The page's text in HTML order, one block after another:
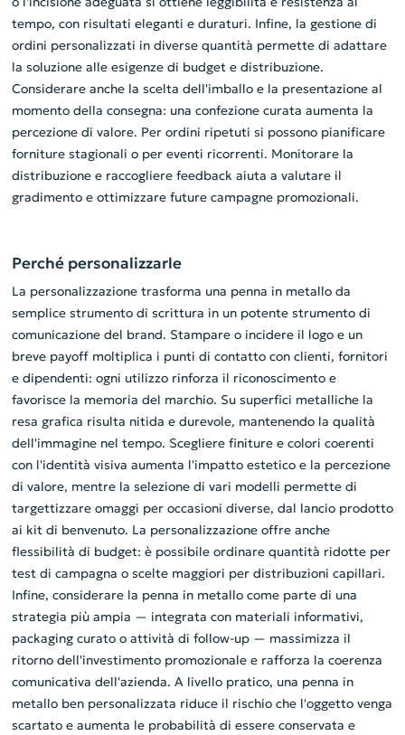
tempo, con risultati eleganti e duraturi. Infine, la gestione di
ordini personalizzati in diverse quantità permette di adattare
la soluzione alle esigenze di budget e distribuzione.
Considerare anche la scelta dell'imballo e la presentazione al
momento della consegna: una confezione curata aumenta la
percezione di valore. Per ordini ripetuti si possono pianificare
forniture stagionali o per eventi ricorrenti. Monitorare la
distribuzione e raccogliere feedback aiuta a valutare il
gradimento e ottimizzare future campagne promozionali.
Perché personalizzarle
La personalizzazione trasforma una penna in metallo da
semplice strumento di scrittura in un potente strumento di
comunicazione del brand. Stampare o incidere il logo e un
breve payoff moltiplica i punti di contatto con clienti, fornitori
e dipendenti: ogni utilizzo rinforza il riconoscimento e
favorisce la memoria del marchio. Su superfici metalliche la
resa grafica risulta nitida e durevole, mantenendo la qualità
dell'immagine nel tempo. Scegliere finiture e colori coerenti
con l'identità visiva aumenta l'impatto estetico e la percezione
di valore, mentre la selezione di vari modelli permette di
targettizzare omaggi per occasioni diverse, dal lancio prodotto
ai kit di benvenuto. La personalizzazione offre anche
flessibilità di budget: è possibile ordinare quantità ridotte per
test di campagna o scelte maggiori per distribuzioni capillari.
Infine, considerare la penna in metallo come parte di una
strategia più ampia — integrata con materiali informativi,
packaging curato o attività di follow-up — massimizza il
ritorno dell'investimento promozionale e rafforza la coerenza
comunicativa dell'azienda. A livello pratico, una penna in
metallo ben personalizzata riduce il rischio che l'oggetto venga
scartato e aumenta le probabilità di essere conservata e